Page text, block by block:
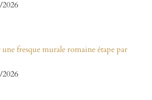
une fresque murale romaine étape par
2026